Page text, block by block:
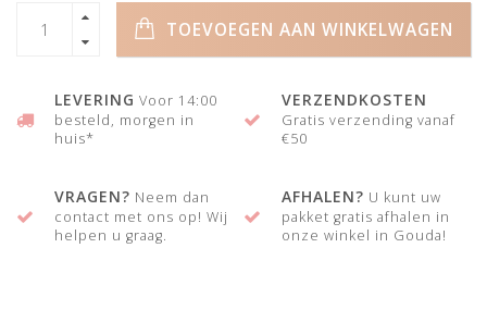
TOEVOEGEN AAN WINKELWAGEN
LEVERING Voor 14:00
besteld, morgen in
huis*
VERZENDKOSTEN
Gratis verzending vanaf
€50
VRAGEN? Neem dan
contact met ons op! Wij
helpen u graag.
AFHALEN? U kunt uw
pakket gratis afhalen in
onze winkel in Gouda!